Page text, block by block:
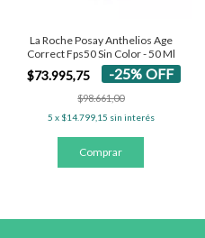
La Roche Posay Anthelios Age
Correct Fps50 Sin Color - 50 Ml
$73.995,75 -25% OFF
$98.661,00
5 x $14.799,15 sin interés